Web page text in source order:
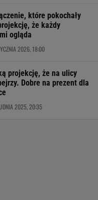
które pokochały
że każdy
ogląda
2026, 18:00
projekcję, że na ulicy
Dobre na prezent dla
2025, 20:35